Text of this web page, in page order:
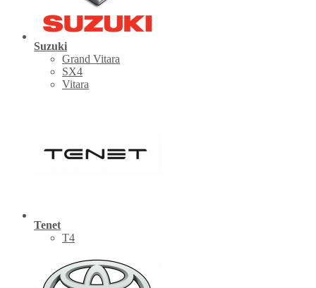
Suzuki
Grand Vitara
SX4
Vitara
Tenet
Т4